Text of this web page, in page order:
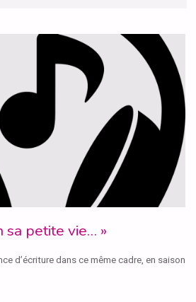
sa petite vie… »
d’écriture dans ce même cadre, en saison